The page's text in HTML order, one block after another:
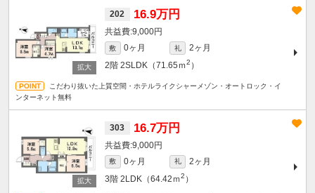
202 16.9万円
9,000円
敷 0ヶ月 礼
2ヶ月
2階 2SLDK（71.65ｍ2 ）
こだわり抜いた上質空間・ホテルライクシャーメゾン・オートロック・イ
ンターネット無料
303 16.7万円
9,000円
敷 0ヶ月 礼
2ヶ月
3階 2LDK（64.42ｍ2 ）